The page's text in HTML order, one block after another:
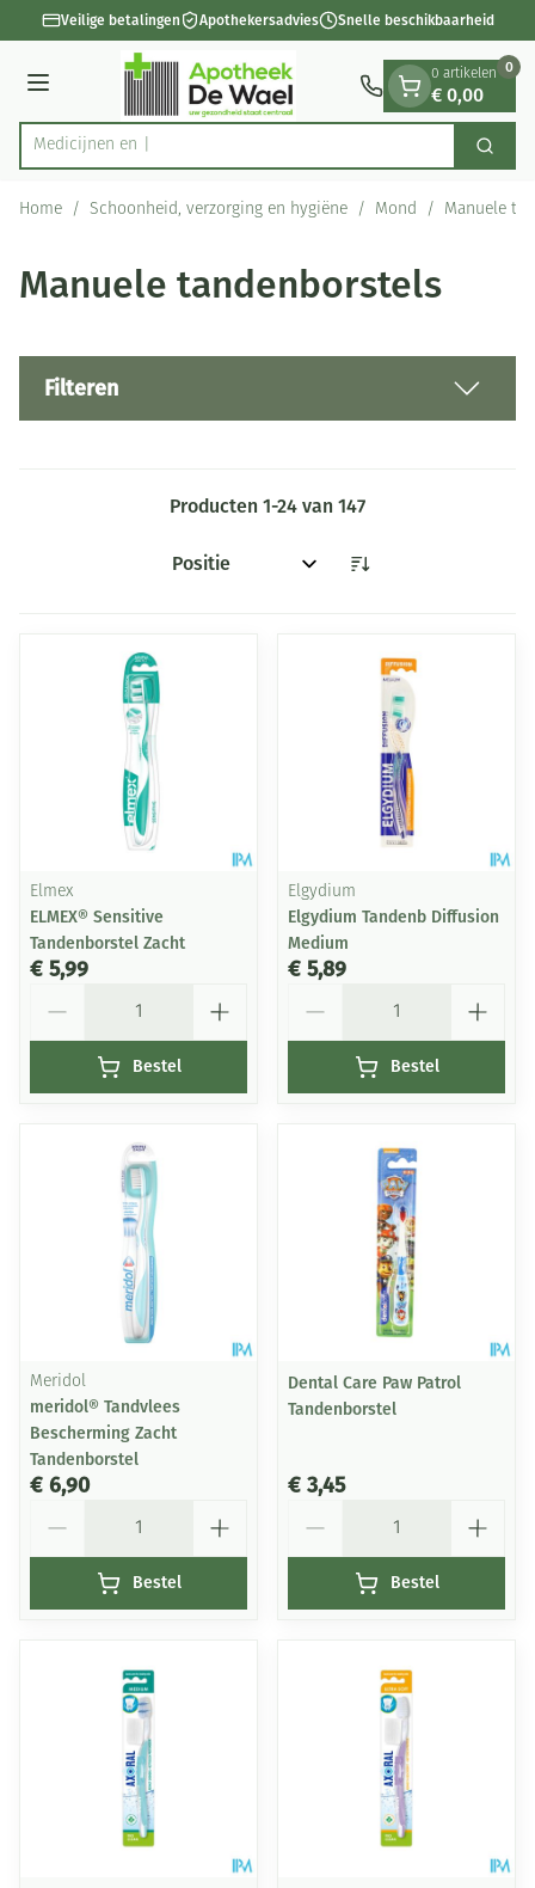
Ga naar de inhoud
1 van 1Veilige betalingen Apothekersadvies Snelle beschikbaarheid
Menu
Product, merk, categorie... Zoek
0 artikelen
€ 0,00
0
Home / Schoonheid, verzorging en hygiëne / Mond / Manuele
Manuele tandenborstels
Filteren
Producten 1-24 van 147
Sorteer op:
Elmex
ELMEX® Sensitive
Tandenborstel Zacht
€ 5,99
Bestel
Elgydium
Elgydium Tandenb Diffusion
Medium
€ 5,89
Bestel
Meridol
meridol® Tandvlees
Bescherming Zacht
Tandenborstel
€ 6,90
Bestel
Dental Care Paw Patrol
Tandenborstel
€ 3,45
Bestel